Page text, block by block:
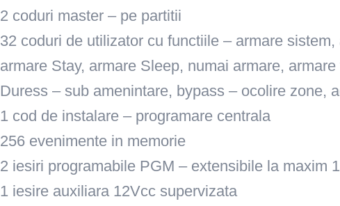
2 coduri master – pe partitii
32 coduri de utilizator cu functiile – armare
armare Stay, armare Sleep, numai armare,
Duress – sub amenintare, bypass – ocolire zone,
1 cod de instalare – programare centrala
256 evenimente in memorie
2 iesiri programabile PGM – extensibile la maxim
1 iesire auxiliara 12Vcc supervizata